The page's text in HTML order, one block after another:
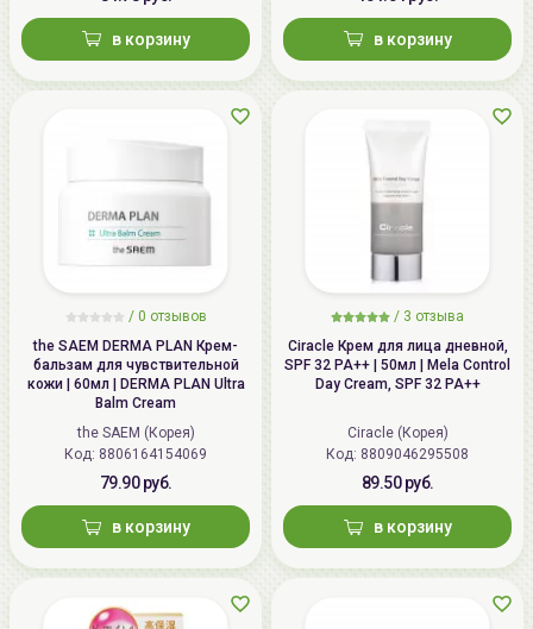
в корзину в корзину
/ 0 отзывов
the SAEM DERMA PLAN Крем-
бальзам для чувствительной
кожи | 60мл | DERMA PLAN Ultra
Balm Cream
the SAEM (Корея)
Код: 8806164154069
79.90 руб.
в корзину
/ 3 отзыва
Ciracle Крем для лица дневной,
SPF 32 PA++ | 50мл | Mela Control
Day Cream, SPF 32 PA++
Ciracle (Корея)
Код: 8809046295508
89.50 руб.
в корзину